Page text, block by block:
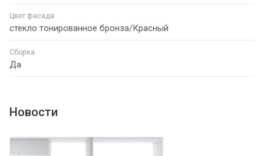
Цвет фасада
стекло тонированное бронза/Красный
Сборка
Да
Новости